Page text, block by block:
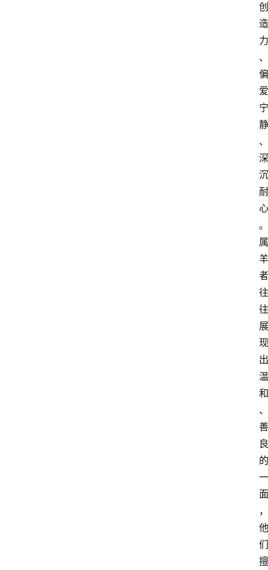
创
造
力
、
偏
爱
宁
静
、
深
沉
耐
心
。
属
羊
者
往
往
展
现
出
温
和
、
善
良
的
一
面
，
他
们
擅